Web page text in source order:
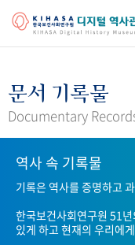
걸어온 길 기관 변천사
연구 역사
정책과 연구 키워드
문서 기록물
Documentary
역사 속 기록물
기록은 역사를 증명하고
한국보건사회연구원 51
있게 하고 현재의 우리에